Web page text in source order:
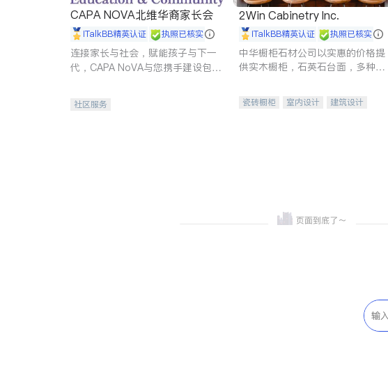
CAPA NOVA北维华裔家长会
iTalkBB精英认证 执照已核实
连接家长与社会，赋能孩子与下一
代，CAPA NoVA与您携手建设包
社区服务
2Win Cabinetry Inc.
iTalkBB精英认证 执照已核实
中华橱柜石材公司以实惠的价格提
供实木橱柜，石英石台面，多种优
机。品质厨房，家的选择。
瓷砖橱柜 室内设计
建筑设计